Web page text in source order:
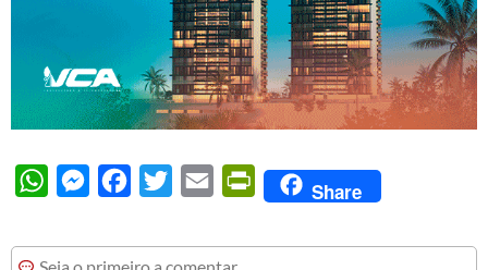
WhatsAppMessengerFacebook
Twitter Email PrintFriendly
Share